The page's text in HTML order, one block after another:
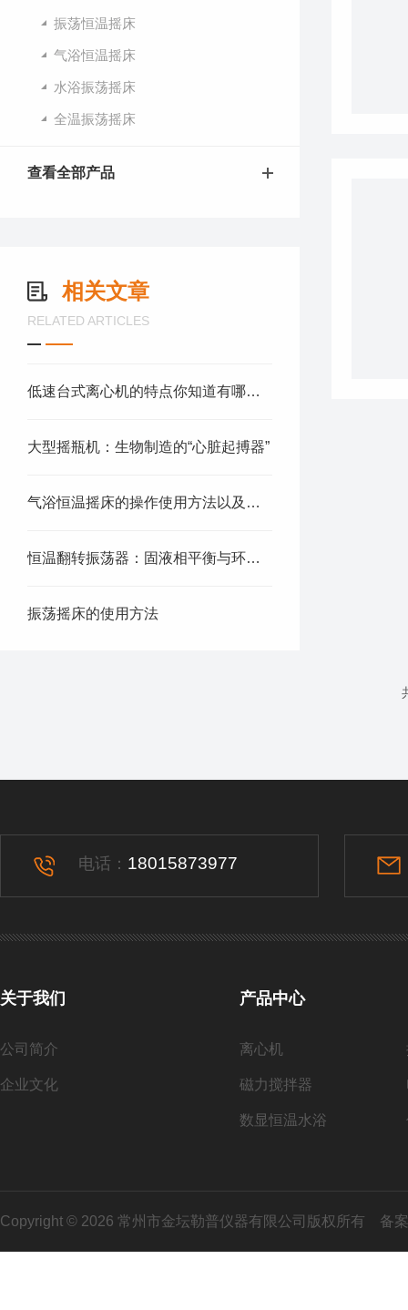
振荡恒温摇床
气浴恒温摇床
水浴振荡摇床
全温振荡摇床
查看全部产品
相关文章
RELATED ARTICLES
低速台式离心机的特点你知道有哪些么
大型摇瓶机：生物制造的“心脏起搏器”
气浴恒温摇床的操作使用方法以及使用的注意事项
恒温翻转振荡器：固液相平衡与环境检测的得力助手
振荡摇床的使用方法
电话： 18015873977
关于我们
公司简介
企业文化
产品中心
离心机
磁力搅拌器
数显恒温水浴
Copyright © 2026 常州市金坛勒普仪器有限公司版权所有 备